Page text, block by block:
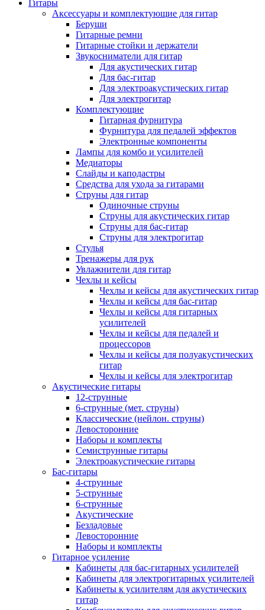
Гитары
Аксессуары и комплектующие для гитар
Беруши
Гитарные ремни
Гитарные стойки и держатели
Звукосниматели для гитар
Для акустических гитар
Для бас-гитар
Для электроакустических гитар
Для электрогитар
Комплектующие
Гитарная фурнитура
Фурнитура для педалей эффектов
Электронные компоненты
Лампы для комбо и усилителей
Медиаторы
Слайды и каподастры
Средства для ухода за гитарами
Струны для гитар
Одиночные струны
Струны для акустических гитар
Струны для бас-гитар
Струны для электрогитар
Стулья
Тренажеры для рук
Увлажнители для гитар
Чехлы и кейсы
Чехлы и кейсы для акустических гитар
Чехлы и кейсы для бас-гитар
Чехлы и кейсы для гитарных
усилителей
Чехлы и кейсы для педалей и
процессоров
Чехлы и кейсы для полуакустических
гитар
Чехлы и кейсы для электрогитар
Акустические гитары
12-струнные
6-струнные (мет. струны)
Классические (нейлон. струны)
Левосторонние
Наборы и комплекты
Семиструнные гитары
Электроакустические гитары
Бас-гитары
4-струнные
5-струнные
6-струнные
Акустические
Безладовые
Левосторонние
Наборы и комплекты
Гитарное усиление
Кабинеты для бас-гитарных усилителей
Кабинеты для электрогитарных усилителей
Кабинеты к усилителям для акустических
гитар